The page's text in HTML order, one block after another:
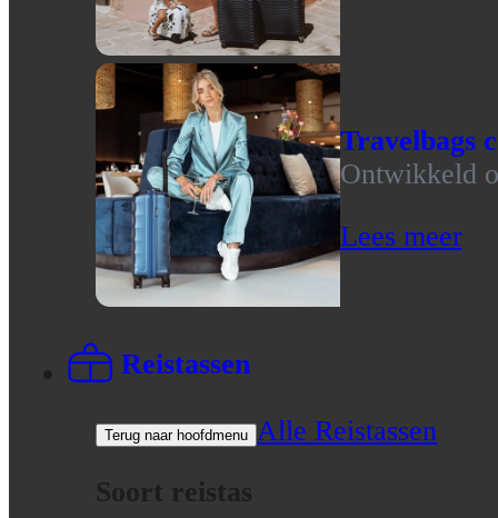
Travelbags
Ontwikkeld
Lees meer
Reistassen
Terug naar hoofdmenu
Alle Reistassen
Soort reistas